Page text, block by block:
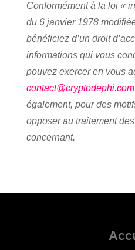
Conformément à la loi «
du 6 janvier 1978
bénéficiez d’un droit
informations qui vous
pouvez exercer en vous
contact@cryptodephi.com
également, pour des
opposer au traitement
concernant.